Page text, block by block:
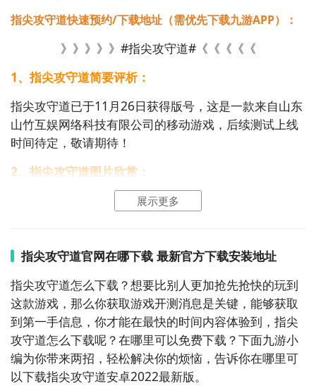
指尖攻守道快速预约/下载地址（需优先下载九游APP）：
》》》》》#指尖攻守道#《《《《《
1、指尖攻守道简要评析：
指尖攻守道已于11月26日获得版号，这是一款来自山东
山竹互娱网络科技有限公司的移动游戏，后续测试上线
时间待定，敬请期待！
2、指尖攻守道图片欣赏：
展示更多
指尖攻守道官网在哪下载 最新官方下载安装地址
指尖攻守道怎么下载？想要比别人更加抢先抢快的玩到
这款游戏，那么你获取游戏开测消息是关键，能够获取
到第一手信息，你才能在最快的时间内容体验到，指尖
攻守道怎么下载呢？在哪里可以免费下载？下面九游小
编为你带来两招，轻松解决你的烦恼，告诉你在哪里可
以下载指尖攻守道安卓2022最新版。